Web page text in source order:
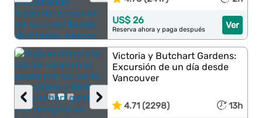
Ver
US$ 26
Reserva ahora y paga después
›
‹
Victoria y Butchart Gardens:
Excursión de un día desde
Vancouver
4.71 (2298) 13h